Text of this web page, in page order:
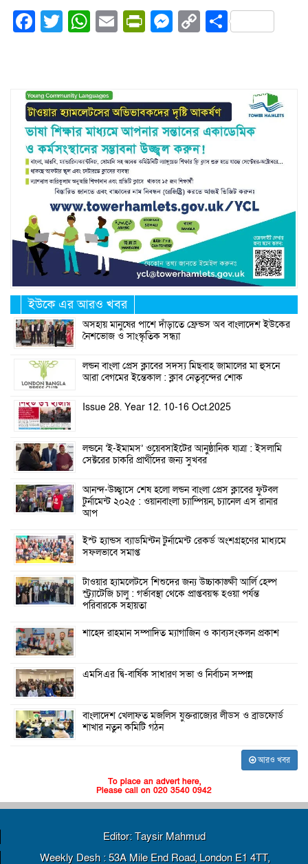
Facebook
Twitter
WhatsApp
EmailPrintFriendly
Messenger
CopyShare
ইউকে এর আরও খবর
অসহায় মানুষের পাশে দাঁড়াতে ফ্রেন্ডস অব বাংলাদেশ ইউকের
নৈশভোজ ও সাংস্কৃতিক সন্ধ্যা
লন্ডন বাংলা প্রেস ক্লাবের সদস্য মিছবাহ জামালের মা হুসনে
আরা বেগমের ইন্তেকাল : ক্লাব নেতৃবৃন্দের শোক
Issue 28. Year 12. 10-16 Oct.2025
লন্ডনে ‘ই-ইমামস’ ওয়েবসাইটের আনুষ্ঠানিক যাত্রা : ইসলামি
সেক্টরের চাকরি প্রার্থীদের জন্য সুখবর
আনন্দ-উচ্ছ্বাসে শেষ হলো লন্ডন বাংলা প্রেস ক্লাবের ফুটবল
টুর্নামেন্ট ২০২৫ : ওয়ানবাংলা চ্যাম্পিয়ন, চ্যানেল এস রানার
আপ
ইস্ট হ্যান্ডস ব্যাডমিন্টন টুর্নামেন্ট রেকর্ড অংশগ্রহণের মাধ্যমে
সফলভাবে সমাপ্ত
টাওয়ার হ্যামলেটসে শিশুদের জন্য উচ্চাকাঙ্ক্ষী আর্লি হেল্প
স্ট্র্যাটেজি চালু : গর্ভাবস্থা থেকে প্রাপ্তবয়স্ক হওয়া পর্যন্ত
পরিবারকে সহায়তা
শাহেদ রাহমান সম্পাদিত ম্যাগাজিন ও কাব্যসংকলন প্রকাশ
এমসিএর দ্বি-বার্ষিক সাধারণ সভা ও নির্বাচন সম্পন্ন
বাংলাদেশ খেলাফত মজলিস যুক্তরাজ্যের লীডস ও ব্রাডফোর্ড
শাখার নতুন কমিটি গঠন
আরও খবর
To place an advert here,
Please call on 020 3540 0942
Editor: Taysir Mahmud
Weekly Desh : 53A Mile End Road, London E1 4TT,